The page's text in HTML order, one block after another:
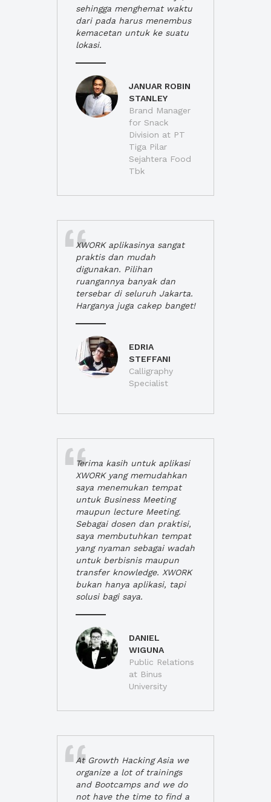
sehingga menghemat waktu
dari pada harus menembus
kemacetan untuk ke suatu
lokasi.
JANUAR ROBIN
STANLEY
Brand Manager
for Snack
Division at PT
Tiga Pilar
Sejahtera Food
Tbk
XWORK aplikasinya sangat
praktis dan mudah
digunakan. Pilihan
ruangannya banyak dan
tersebar di seluruh Jakarta.
Harganya juga cakep banget!
EDRIA
STEFFANI
Calligraphy
Specialist
Terima kasih untuk aplikasi
XWORK yang memudahkan
saya menemukan tempat
untuk Business Meeting
maupun lecture Meeting.
Sebagai dosen dan praktisi,
saya membutuhkan tempat
yang nyaman sebagai wadah
untuk berbisnis maupun
transfer knowledge. XWORK
bukan hanya aplikasi, tapi
solusi bagi saya.
DANIEL
WIGUNA
Public Relations
at Binus
University
At Growth Hacking Asia we
organize a lot of trainings
and Bootcamps and we do
not have the time to find a